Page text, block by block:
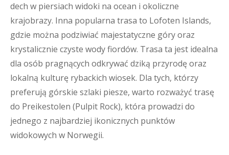
dech w piersiach widoki na ocean i okoliczne
krajobrazy. Inna popularna trasa to Lofoten Islands,
gdzie można podziwiać majestatyczne góry oraz
krystalicznie czyste wody fiordów. Trasa ta jest idealna
dla osób pragnących odkrywać dziką przyrodę oraz
lokalną kulturę rybackich wiosek. Dla tych, którzy
preferują górskie szlaki piesze, warto rozważyć trasę
do Preikestolen (Pulpit Rock), która prowadzi do
jednego z najbardziej ikonicznych punktów
widokowych w Norwegii.